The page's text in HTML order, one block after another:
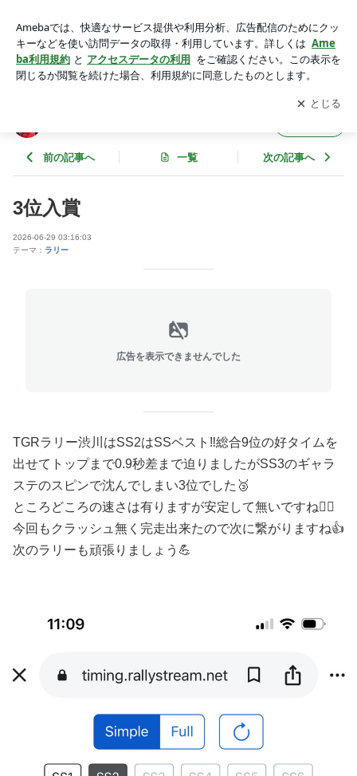
アプリをダウンロードして ブログの更新通知
を受け取りまし
ょう。
開く
前の記事へ 一覧 次の記事へ
3位入賞
2026-06-29 03:16:03
テーマ： ラリー
広告を表示できませんでした
TGRラリー渋川はSS2はSSベスト‼️総合9位の好タイムを
出せてトップまで0.9秒差まで迫りましたがSS3のギャラ
ステのスピンで沈んでしまい3位でした🥉
ところどころの速さは有りますが安定して無いですね🙅‍♂️
今回もクラッシュ無く完走出来たので次に繋がりますね👍
次のラリーも頑張りましょう💪